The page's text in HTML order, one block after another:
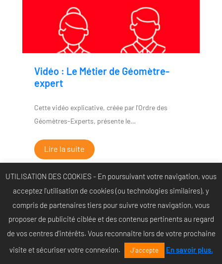
Vidéo : Le Métier de Géomètre-
expert
Cette vidéo explicative, créée par l'Ordre des
Géomètres-Experts, présente le…
Lire la suite
UTILISATION DES COOKIES - En poursuivant votre navigation, vous
acceptez l'utilisation de cookies (ou technologies similaires), y
compris de partenaires tiers pour suivre votre navigation, vous
proposer de publicité ciblée et des contenus pertinents au regard
de vos centres d'intérêts. Vous reconnaitre lors de votre prochaine
visite et sécuriser votre connexion.
J'accepte En savoir plus.